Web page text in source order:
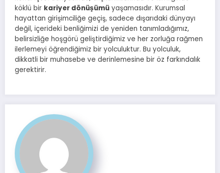
köklü bir kariyer dönüşümü yaşamasıdır. Kurumsal
hayattan girişimciliğe geçiş, sadece dışarıdaki dünyayı
değil, içerideki benliğimizi de yeniden tanımladığımız,
belirsizliğe hoşgörü geliştirdiğimiz ve her zorluğa rağmen
ilerlemeyi öğrendiğimiz bir yolculuktur. Bu yolculuk,
dikkatli bir muhasebe ve derinlemesine bir öz farkındalık
gerektirir.